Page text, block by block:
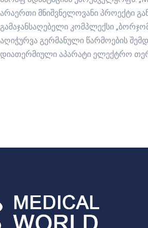
არაერთი მნიშვნელოვანი პროექტი
გამაჯანსაღებელი კომპლექსი
აღიჭურვა გერმანული წარმოების
დიათერმიული აპარატი ელექტრო